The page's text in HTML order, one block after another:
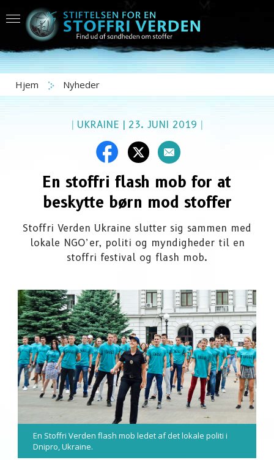
Hjem Nyheder
| UKRAINE | 23. JUNI 2019 |
En stoffri flash mob for at
beskytte børn mod stoffer
Stoffri Verden Ukraine slutter sig sammen med
lokale NGO’er, politi og myndigheder til en
stoffri festival og flash mob.
En Stoffri Verden flash mob ledet af det lokale politi i
Dnipro, Ukraine.